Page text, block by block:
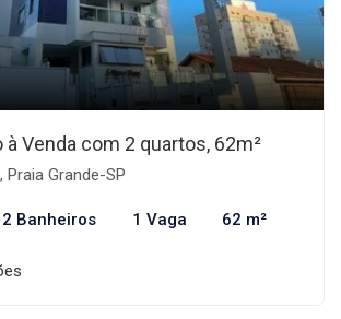
Venda com 2 quartos, 62m²
Praia Grande-SP
2 Banheiros 1 Vaga 62 m²